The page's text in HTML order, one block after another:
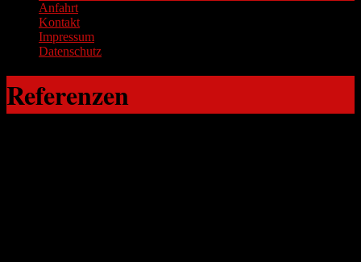
Anfahrt
Kontakt
Impressum
Datenschutz
Referenzen